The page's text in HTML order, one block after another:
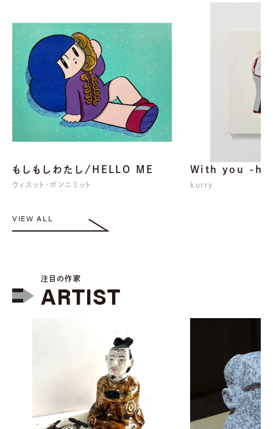
もしもしわたし/HELLO ME
ウィスット・ポンニミット
With you -
kurry
VIEW ALL
注目の作家
ARTIST